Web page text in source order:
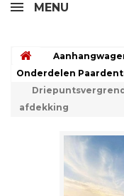
MENU
Onderdelen
afdekking